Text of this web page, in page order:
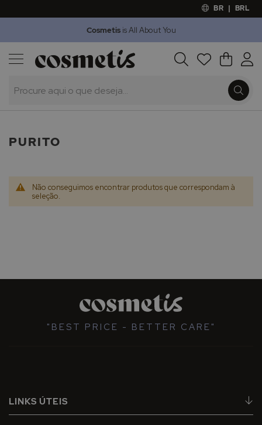
BR | BRL
Cosmetisis All About You
Procura O Meu
Outlet
PURITO
Não conseguimos encontrar produtos que correspondam à
seleção.
"BEST PRICE - BETTER CARE"
LINKS ÚTEIS